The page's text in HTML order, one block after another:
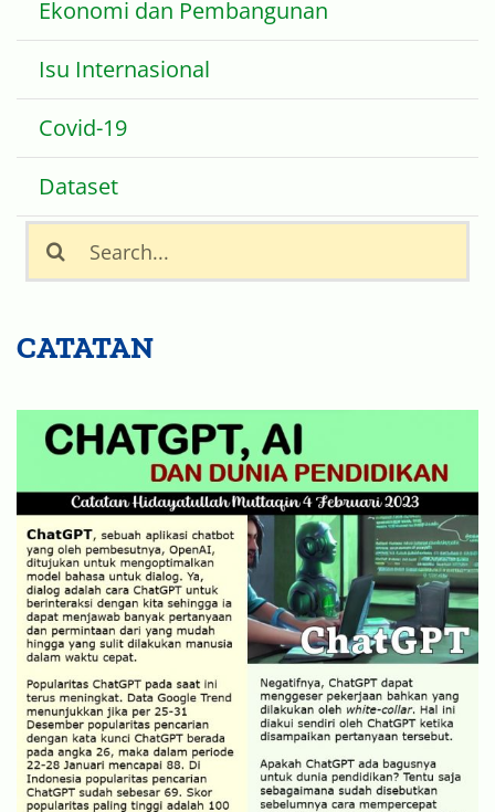
Isu Internasional
Covid-19
Dataset
Search
for: